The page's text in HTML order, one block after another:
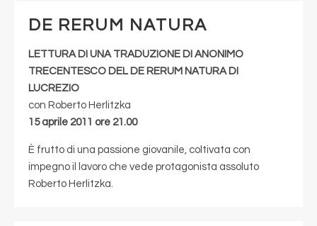
DE RERUM NATURA
LETTURA DI UNA TRADUZIONE DI ANONIMO
TRECENTESCO DEL DE RERUM NATURA DI
LUCREZIO
con Roberto Herlitzka
15 aprile 2011 ore 21.00
È frutto di una passione giovanile, coltivata con
impegno il lavoro che vede protagonista assoluto
Roberto Herlitzka.